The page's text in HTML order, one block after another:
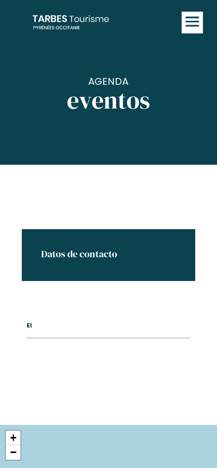
AGENDA
eventos
Datos de contacto
El
+
−